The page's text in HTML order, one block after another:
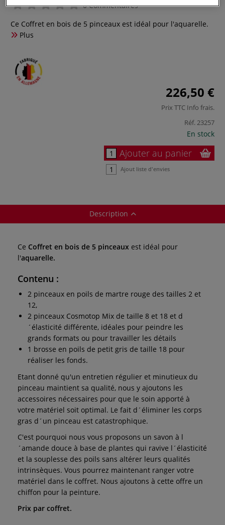
0 Commentaires
Ce Coffret en bois de 5 pinceaux est idéal pour l'aquarelle.
Plus
226,50 €
Prix TTC Info frais.
Réf.23257
En stock
Ajouter au panier
Ajout liste d'envies
Description
Ce Coffret en bois de 5 pinceaux est idéal pour
l'aquarelle.
Contenu :
2 pinceaux en poils de martre rouge des tailles 2 et
12,
2 pinceaux Cosmotop Mix de taille 8 et 18 et d
´élasticité différente, idéales pour peindre les
grands formats ou pour travailler les détails
1 brosse en poils de petit gris de taille 18 pour
réaliser les fonds.
Etant donné qu'un entretien régulier et minutieux du
pinceau maintient sa qualité, nous y ajoutons les
accessoires nécessaires pour que le soin apporté à
votre matériel soit optimal. Le fait d´éliminer les corps
gras d´un pinceau est catastrophique.
C'est pourquoi nous vous proposons un savon à l
´amande douce à base de plantes qui ravive l´élasticité
et la souplesse des poils sans altérer leurs qualités
intrinsèques. Vous pourrez maintenant ranger votre
matériel dans le coffret. Nous ajoutons à cette offre un
chiffon pour la peinture.
Prix par coffret.